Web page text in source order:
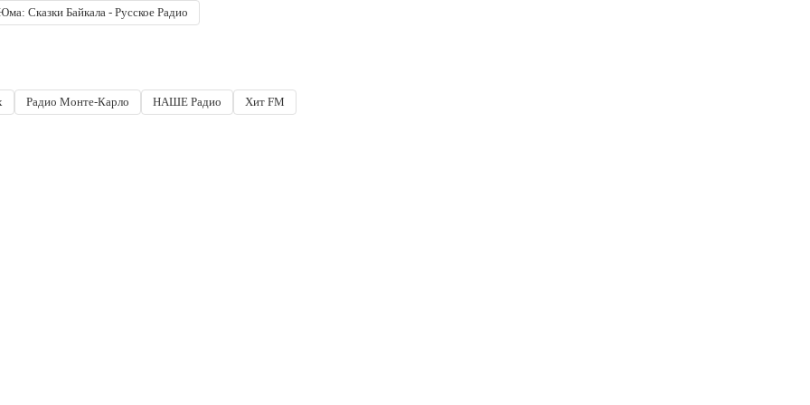
Сказки Байкала - Русское Радио
Радио Монте-Карло НАШЕ Радио Хит FM